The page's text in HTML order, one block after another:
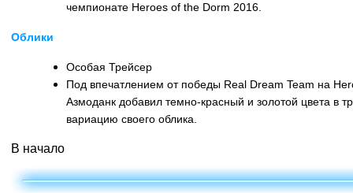
чемпионате Heroes of the Dorm 2016.
Облики
Особая Трейсер
Под впечатлением от победы Real Dream Team на
Азмоданк добавил темно-красный и золотой цвета в
вариацию своего облика.
В начало